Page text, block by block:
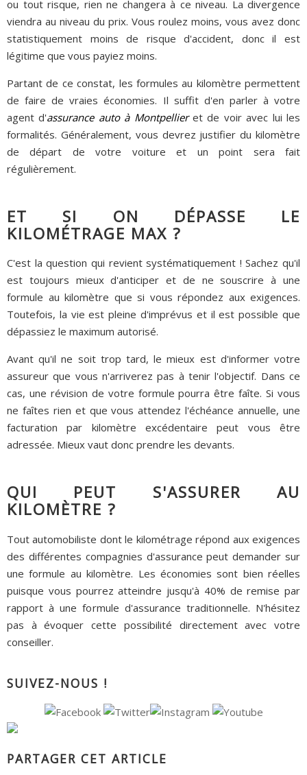
ou tout risque, rien ne changera à ce niveau. La divergence
viendra au niveau du prix. Vous roulez moins, vous avez donc
statistiquement moins de risque d'accident, donc il est
légitime que vous payiez moins.
Partant de ce constat, les formules au kilomètre permettent
de faire de vraies économies. Il suffit d'en parler à votre
agent d'assurance auto à Montpellieret de voir avec lui les
formalités. Généralement, vous devrez justifier du kilomètre
de départ de votre voiture et un point sera fait
régulièrement.
ET SI ON DÉPASSE LE
KILOMÉTRAGE MAX ?
C'est la question qui revient systématiquement ! Sachez qu'il
est toujours mieux d'anticiper et de ne souscrire à une
formule au kilomètre que si vous répondez aux exigences.
Toutefois, la vie est pleine d'imprévus et il est possible que
dépassiez le maximum autorisé.
Avant qu'il ne soit trop tard, le mieux est d'informer votre
assureur que vous n'arriverez pas à tenir l'objectif. Dans ce
cas, une révision de votre formule pourra être faîte. Si vous
ne faîtes rien et que vous attendez l'échéance annuelle, une
facturation par kilomètre excédentaire peut vous être
adressée. Mieux vaut donc prendre les devants.
QUI PEUT S'ASSURER AU
KILOMÈTRE ?
Tout automobiliste dont le kilométrage répond aux exigences
des différentes compagnies d'assurance peut demander sur
une formule au kilomètre. Les économies sont bien réelles
puisque vous pourrez atteindre jusqu'à 40% de remise par
rapport à une formule d'assurance traditionnelle. N'hésitez
pas à évoquer cette possibilité directement avec votre
conseiller.
SUIVEZ-NOUS !
PARTAGER CET ARTICLE